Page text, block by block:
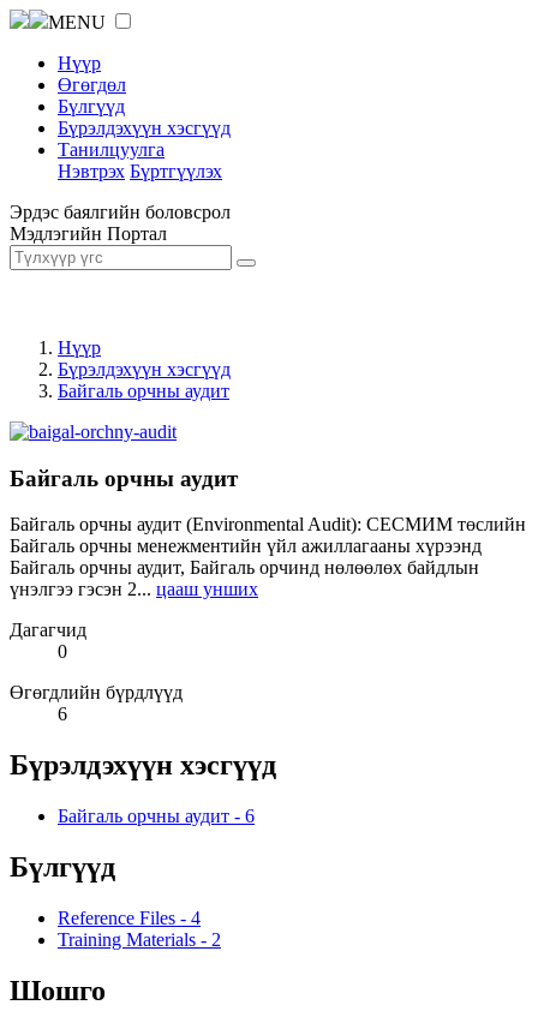
MENU
Нүүр
Өгөгдөл
Бүлгүүд
Бүрэлдэхүүн хэсгүүд
Танилцуулга
Нэвтрэх Бүртгүүлэх
Эрдэс баялгийн боловсрол
Мэдлэгийн Портал
Нүүр
Бүрэлдэхүүн хэсгүүд
Байгаль орчны аудит
Байгаль орчны аудит
Байгаль орчны аудит (Environmental Audit): СЕСМИМ төслийн
Байгаль орчны менежментийн үйл ажиллагааны хүрээнд
Байгаль орчны аудит, Байгаль орчинд нөлөөлөх байдлын
үнэлгээ гэсэн 2... цааш унших
Дагагчид
0
Өгөгдлийн бүрдлүүд
6
Бүрэлдэхүүн хэсгүүд
Байгаль орчны аудит - 6
Бүлгүүд
Reference Files - 4
Training Materials - 2
Шошго